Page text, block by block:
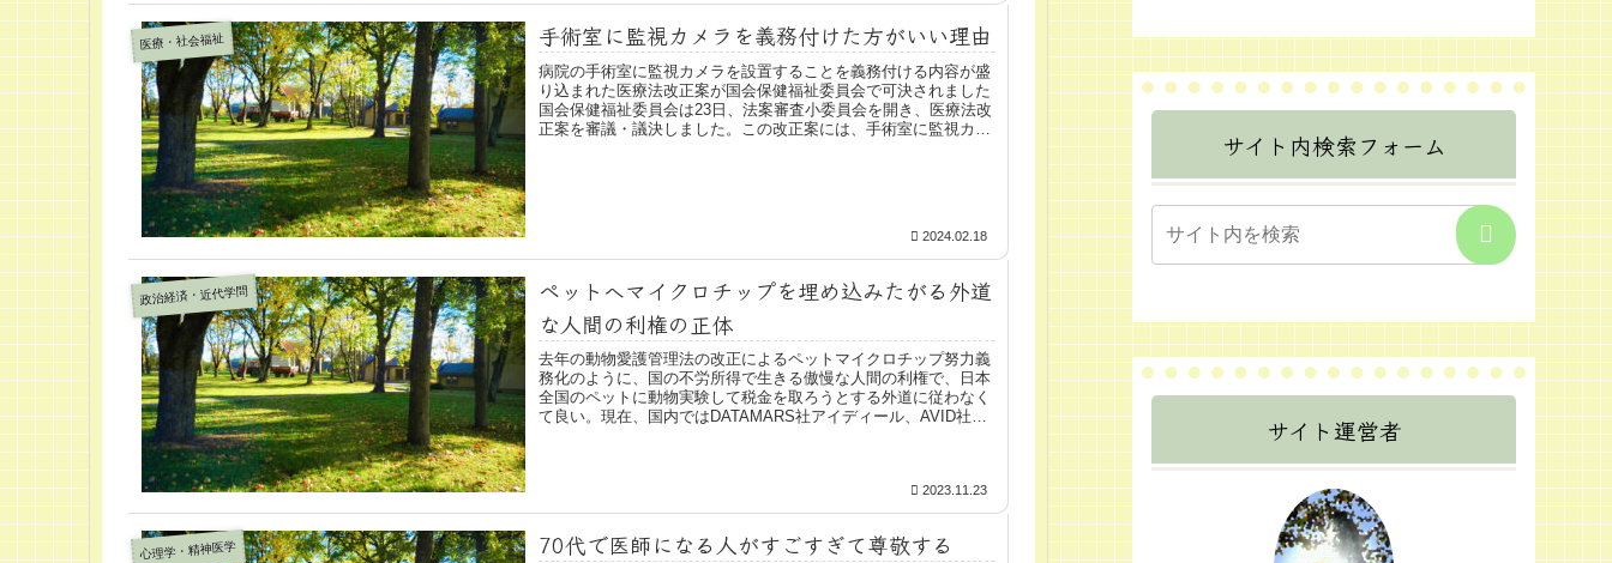
医療・社会福祉 手術室に監視カメラを義務付けた方がいい理由
病院の手術室に監視カメラを設置することを義務付ける内容が盛
り込まれた医療法改正案が国会保健福祉委員会で可決されました
国会保健福祉委員会は23日、法案審査小委員会を開き、医療法改
正案を審議・議決しました。この改正案には、手術室に監視カメ
2024.02.18
政治経済・近代学問
ペットへマイクロチップを埋め込みたがる外道
な人間の利権の正体
去年の動物愛護管理法の改正によるペットマイクロチップ努力義
務化のように、国の不労所得で生きる傲慢な人間の利権で、日本
全国のペットに動物実験して税金を取ろうとする外道に従わなく
て良い。現在、国内ではDATAMARS社アイディール、AVID社
2023.11.23
心理学・精神医学 70代で医師になる人がすごすぎて尊敬する
サイト内検索フォーム
サイト運営者